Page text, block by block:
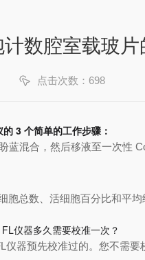
数腔室载玻片
点击次数：698
3 个简单的工作步骤：
蓝混合，然后移液至一次性
胞总数、活细胞百分比和平均
仪器多久需要校准一次？
仪器预先校准过的。您不需要